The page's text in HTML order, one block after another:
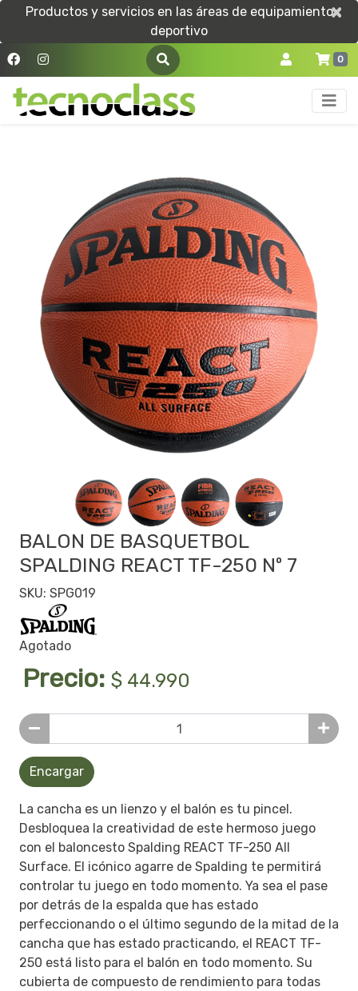
Productos y servicios en las áreas de equipamiento
deportivo
×
×
0
BALON DE BASQUETBOL
SPALDING REACT TF-250 Nº 7
SKU: SPG019
Agotado
Precio: $ 44.990
Encargar
La cancha es un lienzo y el balón es tu pincel.
Desbloquea la creatividad de este hermoso juego
con el baloncesto Spalding REACT TF-250 All
Surface. El icónico agarre de Spalding te permitirá
controlar tu juego en todo momento. Ya sea el pase
por detrás de la espalda que has estado
perfeccionando o el último segundo de la mitad de la
cancha que has estado practicando, el REACT TF-
250 está listo para el balón en todo momento. Su
cubierta de compuesto de rendimiento para todas